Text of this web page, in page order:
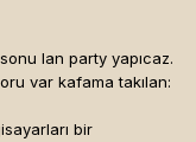
lan party yapıcaz.
var kafama takılan:
bir